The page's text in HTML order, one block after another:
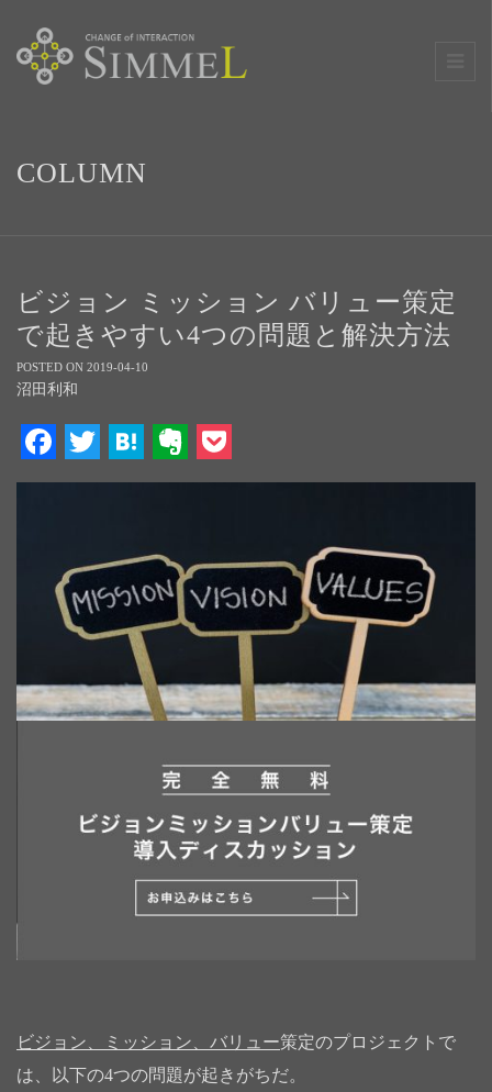
COLUMN
ビジョン ミッション バリュー策定
で起きやすい4つの問題と解決方法
POSTED ON 2019-04-10
沼田利和
Facebook
TwitterHatenaEvernote
ビジョン、ミッション、バリュー策定のプロジェクトで
は、以下の4つの問題が起きがちだ。